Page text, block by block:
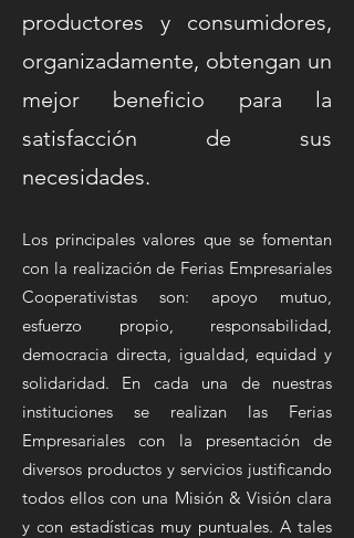
productores y consumidores,
organizadamente, obtengan un
mejor beneficio para la
satisfacción de sus
necesidades.
Los principales valores que se fomentan
con la realización de Ferias Empresariales
Cooperativistas son: apoyo mutuo,
esfuerzo propio, responsabilidad,
democracia directa, igualdad, equidad y
solidaridad. En cada una de nuestras
instituciones se realizan las Ferias
Empresariales con la presentación de
diversos productos y servicios justificando
todos ellos con una Misión & Visión clara
y con estadísticas muy puntuales. A tales